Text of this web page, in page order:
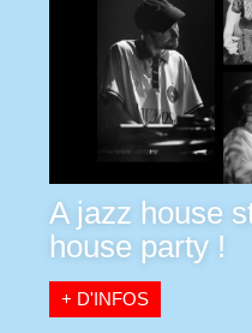
A jazz house
house party !
+ D'INFOS